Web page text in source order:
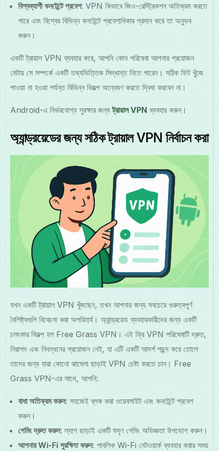
বিশ্বব্যাপী কনটেন্টে প্রবেশ: VPN কিভাবে জিও-রেস্ট্রিকশন অতিক্রম করতে
পারে এবং বিশ্বের বিভিন্ন কনটেন্টে প্রবেশাধিকার প্রদান করে তা অনুভব
করুন।
একটি ট্রায়াল VPN ব্যবহার করে, আপনি কোন পরিষেবা আপনার প্রয়োজন
মেটায় সে সম্পর্কে একটি তথ্যভিত্তিক সিদ্ধান্ত নিতে পারেন। সঠিক ফিট খুঁজে
পাওয়া না হওয়া পর্যন্ত বিভিন্ন বিকল্প অন্বেষণ করতে দ্বিধা করবেন না।
Android-এ নির্ভরযোগ্য সুরক্ষার জন্যট্রায়াল VPN ব্যবহার করুন।
অ্যান্ড্রয়েডের জন্য সঠিক ট্রায়াল VPN নির্বাচন করা
যখন একটি ট্রায়াল VPN খুঁজছেন, তখন আপনার জন্য সবচেয়ে গুরুত্বপূর্ণ
বৈশিষ্ট্যগুলি বিবেচনা করা অপরিহার্য। অ্যান্ড্রয়েড ব্যবহারকারীদের জন্য একটি
চমৎকার বিকল্প হল Free Grass VPN। এই ফ্রি VPN পরিষেবাটি দ্রুত,
নিরাপদ এবং নিবন্ধনের প্রয়োজন নেই, যা এটি একটি আদর্শ পছন্দ করে তোলে
তাদের জন্য যারা কোনো ঝামেলা ছাড়াই VPN চেষ্টা করতে চান। Free
Grass VPN-এর সাথে, আপনি:
বাধা অতিক্রম করুন: সহজেই ব্লক করা ওয়েবসাইট এবং কনটেন্টে প্রবেশ
করুন।
গেমিং দ্রুত করুন: ল্যাগ ছাড়াই একটি মসৃণ গেমিং অভিজ্ঞতা উপভোগ করুন।
আপনার Wi-Fi সুরক্ষিত করুন: পাবলিক Wi-Fi নেটওয়ার্ক ব্যবহার করার সময়